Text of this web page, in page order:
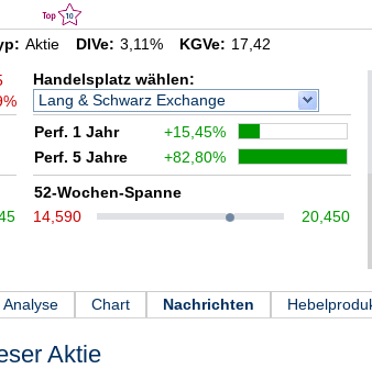
Aktie DIVe: 3,11% KGVe: 17,42
Handelsplatz wählen:
Lang & Schwarz Exchange
Perf. 1 Jahr
+15,45%
Perf. 5 Jahre
+82,80%
52-Wochen-Spanne
14,590
20,450
Analyse Chart Nachrichten
Aktie